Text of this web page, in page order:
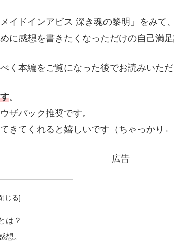
イドインアビス 深き魂の黎明」をみて、
に感想を書きたくなっただけの自己満足
く本編をご覧になった後でお読みいただ
。
ザバック推奨です。
きてくれると嬉しいです（ちゃっかり←
広告
は？
想。